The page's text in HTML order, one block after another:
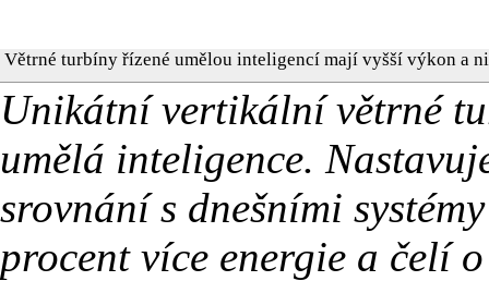
Větrné turbíny řízené umělou inteligencí mají vyšší výkon a
Unikátní vertikální větrné
umělá inteligence.
srovnání s dnešními
procent více energie a čelí